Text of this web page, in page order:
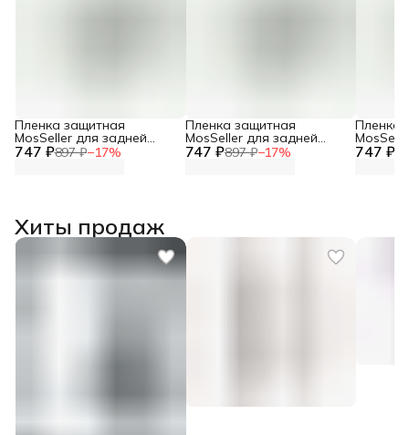
747 ₽897 ₽−17%
Пленка защитная
MosSeller для задней
панели для Honor X9c 747 ₽897 ₽−17%
Пленка защитная
MosSeller для задней
панели для Honor X9b 747 ₽
Пленка
панели
Хиты продаж